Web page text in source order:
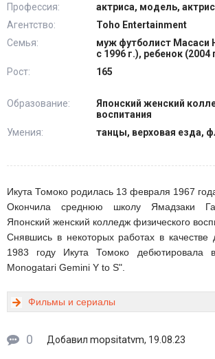
Профессия:
актриса, модель,
Агентство:
Toho Entertainment
Семья:
муж футболист Масаси
с 1996 г.), ребенок (2004
Рост:
165
Образование:
Японский женский
воспитания
Умения:
танцы, верховая езда,
Икута Томоко родилась 13 февраля 1967
Окончила среднюю школу Ямадзаки
Японский женский колледж физического
Снявшись в некоторых работах в качестве
1983 году Икута Томоко дебютировала
Monogatari Gemini Y to S".
Фильмы и сериалы
0 Добавил mopsitatvm, 19.08.23